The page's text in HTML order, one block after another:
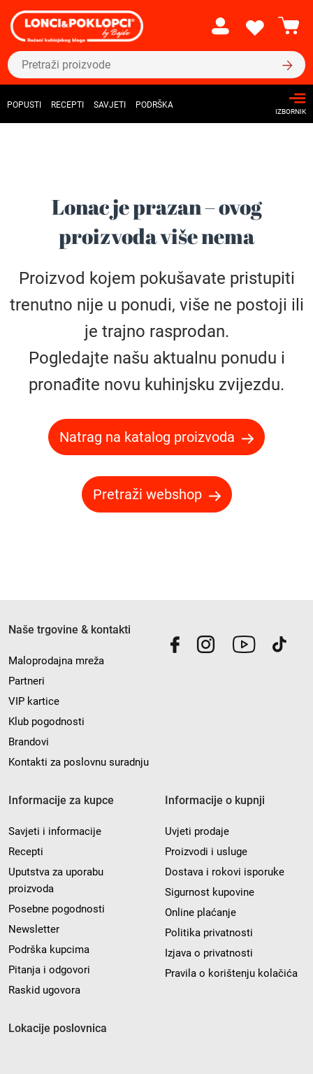
POPUSTI RECEPTI SAVJETI PODRŠKA
IZBORNIK
Lonac je prazan – ovog
proizvoda više nema
Proizvod kojem pokušavate pristupiti
trenutno nije u ponudi, više ne postoji ili
je trajno rasprodan.
Pogledajte našu aktualnu ponudu i
pronađite novu kuhinjsku zvijezdu.
Natrag na katalog proizvoda
Pretraži webshop
Naše trgovine & kontakti
Maloprodajna mreža
Partneri
VIP kartice
Klub pogodnosti
Brandovi
Kontakti za poslovnu suradnju
Informacije za kupce
Savjeti i informacije
Recepti
Uputstva za uporabu
proizvoda
Posebne pogodnosti
Newsletter
Podrška kupcima
Pitanja i odgovori
Raskid ugovora
Informacije o kupnji
Uvjeti prodaje
Proizvodi i usluge
Dostava i rokovi isporuke
Sigurnost kupovine
Online plaćanje
Politika privatnosti
Izjava o privatnosti
Pravila o korištenju kolačića
Lokacije poslovnica